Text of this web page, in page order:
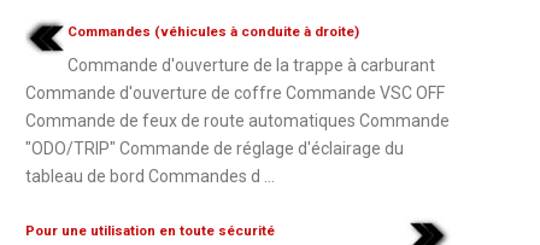
Commandes (véhicules à conduite à droite)
Commande d'ouverture de la trappe à carburant
Commande d'ouverture de coffre Commande VSC OFF
Commande de feux de route automatiques Commande
"ODO/TRIP" Commande de réglage d'éclairage du
tableau de bord Commandes d ...
Pour une utilisation en toute sécurité